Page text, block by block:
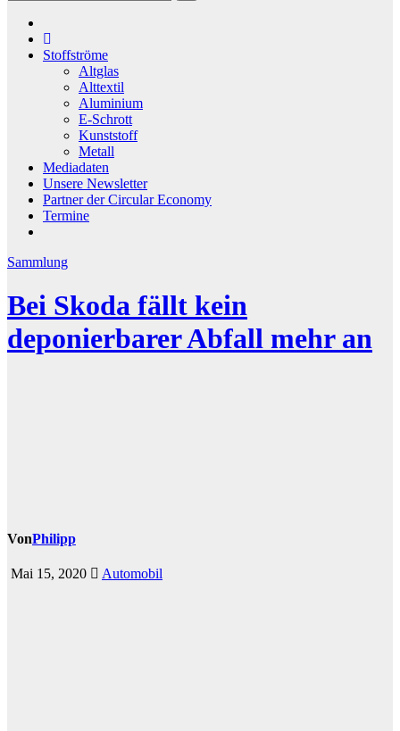
Stoffströme
Altglas
Alttextil
Aluminium
E-Schrott
Kunststoff
Metall
Mediadaten
Unsere Newsletter
Partner der Circular Economy
Termine
Sammlung
Bei Skoda fällt kein
deponierbarer Abfall mehr an
VonPhilipp
Mai 15, 2020 Automobil